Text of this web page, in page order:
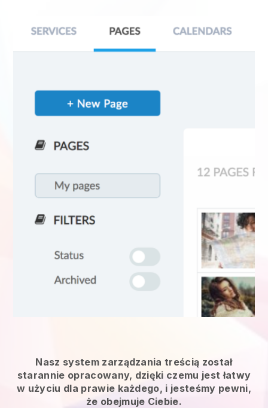
Nasz system zarządzania treścią został
starannie opracowany, dzięki czemu jest łatwy
w użyciu dla prawie każdego, i jesteśmy pewni,
że obejmuje Ciebie.